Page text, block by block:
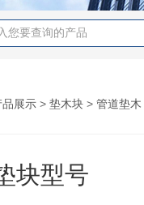
品展示 > 垫木块 > 管道垫木
块型号